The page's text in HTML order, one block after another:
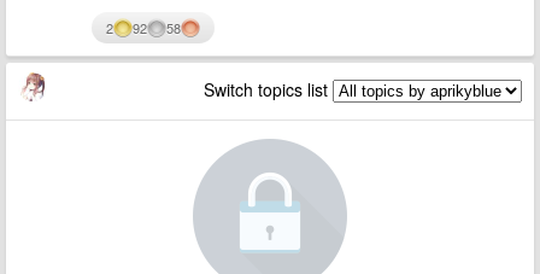
2 92 58
Switch topics list